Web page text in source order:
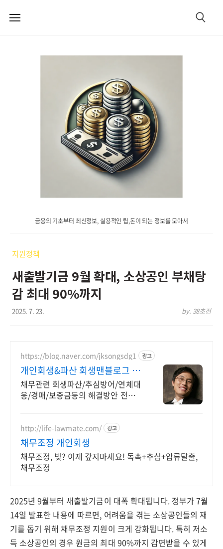
메
검
금융의 기초부터 최신정보, 실용적인 팁,돈이 되는 정보를 모아서
지원정책
새출발기금 9월 확대, 소상공인 부채탕
감 최대 90%까지
2025. 7. 23. by. 38초전
https://blog.naver.com/jksongsdg1 광고
개인회생&파산 회생맨블로그 급
하게 회생파산하지 마세요
채무관련 회생파산/추심방어/연체대
응/경매/보증금등의 해결방안 전문
서 미리 정보를 찾아보세요
http://life-lawmate.com/ 광고
채무조정 개인회생
채무조정, 빚? 이제 갚지마세요! 독촉+추심+압류탈출,
채무조정
2025년 9월부터 새출발기금이 대폭 확대됩니다. 정부가 7월
14일 발표한 내용에 따르면, 어려움을 겪는 소상공인들의 재
기를 돕기 위해 채무조정 지원이 크게 강화됩니다. 특히 저소
득 소상공인의 경우 원금의 최대 90%까지 감면받을 수 있게